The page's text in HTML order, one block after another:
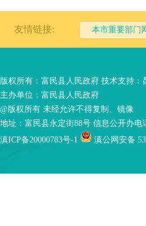
友情链接: 本市重要部门
版权所有：富民县人民政府 技术支持：
主办单位：富民县人民政府
@版权所有 未经允许不得复制、镜像
地址：富民县永定街88号 信息公开办电
滇ICP备20000783号-1
滇公网安备